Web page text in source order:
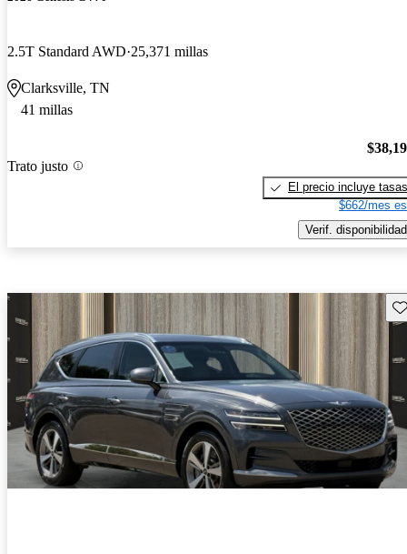
2.5T Standard AWD 25,371 millas
Clarksville, TN
41 millas
Trato justo
El precio incluye tasas
$662/mes
Verif. disponibilidad